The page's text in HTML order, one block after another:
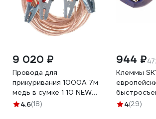
9 020 ₽
Провода для
прикуривания 1000А 7м
медь в сумке 1 10 NEW
M100070 Megapower M-
4.6(18)
944 ₽
Клеммы
S06701013
4(29)